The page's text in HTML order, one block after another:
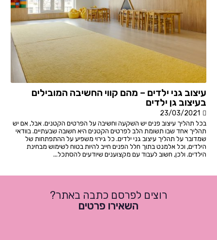
עיצוב גני ילדים – מהם קווי החשיבה המובילים
בעיצוב גן ילדים
23/03/2021
בכל תהליך עיצוב פנים יש השקעה וחשיבה על הפרטים הקטנים. אבל, אם יש
תהליך אחד שבו תשומת הלב לפרטים הקטנים היא חשובה שבעתיים. בוודאי
שמדובר על תהליך עיצוב גני ילדים. כל גירוי משפיע על ההתפתחות של
הילדים, וכל אלמנט בתוך חלל הפנים חייב להיות בטוח לשימוש מבחינת
הילדים. ולכן, חשוב לעבוד עם מקצוענים שיודעים להסתכל...
רוצים לפרסם כתבה באתר?
השאירו פרטים